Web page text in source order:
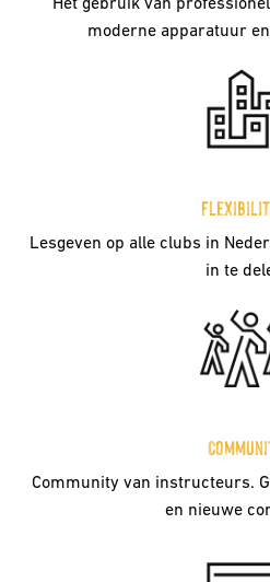
Het gebruik van
moderne apparatuur
Lesgeven op alle clubs in
in te
Community van instructeurs.
en nieuwe